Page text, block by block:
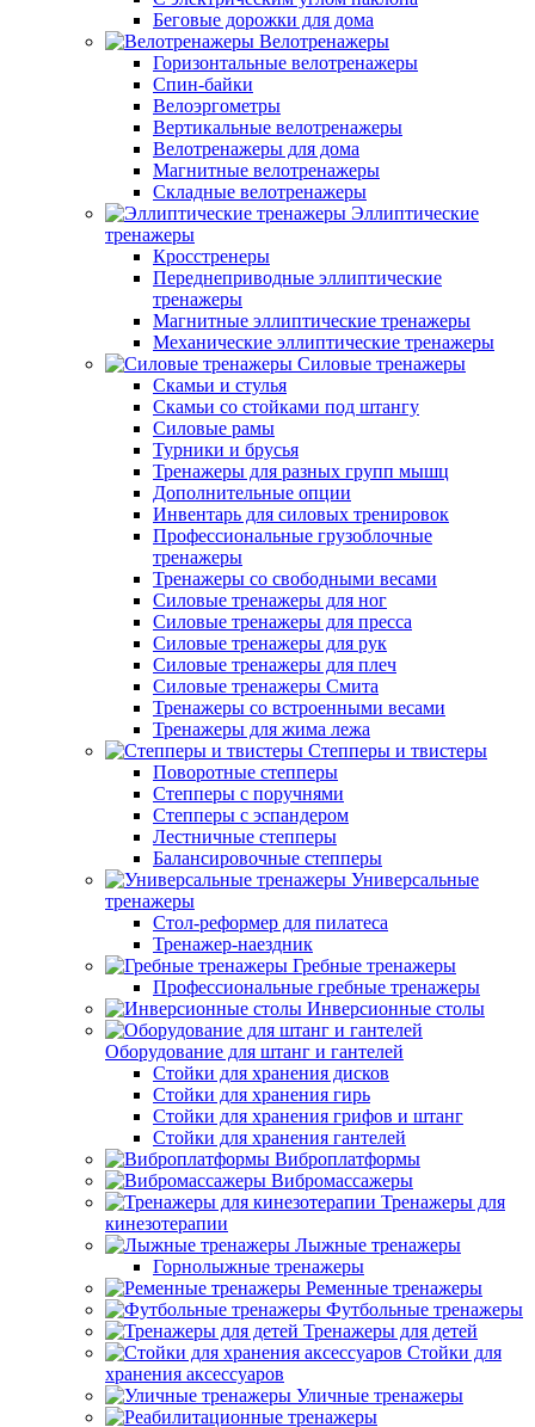
Беговые дорожки для дома
Велотренажеры
Горизонтальные велотренажеры
Спин-байки
Велоэргометры
Вертикальные велотренажеры
Велотренажеры для дома
Магнитные велотренажеры
Складные велотренажеры
Эллиптические
тренажеры
Кросстренеры
Переднеприводные эллиптические
тренажеры
Магнитные эллиптические тренажеры
Механические эллиптические тренажеры
Силовые тренажеры
Скамьи и стулья
Скамьи со стойками под штангу
Силовые рамы
Турники и брусья
Тренажеры для разных групп мышц
Дополнительные опции
Инвентарь для силовых тренировок
Профессиональные грузоблочные
тренажеры
Тренажеры со свободными весами
Силовые тренажеры для ног
Силовые тренажеры для пресса
Силовые тренажеры для рук
Силовые тренажеры для плеч
Силовые тренажеры Смита
Тренажеры со встроенными весами
Тренажеры для жима лежа
Степперы и твистеры
Поворотные степперы
Степперы с поручнями
Степперы с эспандером
Лестничные степперы
Балансировочные степперы
Универсальные
тренажеры
Стол-реформер для пилатеса
Тренажер-наездник
Гребные тренажеры
Профессиональные гребные тренажеры
Инверсионные столы
Оборудование для штанг и гантелей
Стойки для хранения дисков
Стойки для хранения гирь
Стойки для хранения грифов и штанг
Стойки для хранения гантелей
Виброплатформы
Вибромассажеры
Тренажеры для
кинезотерапии
Лыжные тренажеры
Горнолыжные тренажеры
Ременные тренажеры
Футбольные тренажеры
Тренажеры для детей
Стойки для
хранения аксессуаров
Уличные тренажеры